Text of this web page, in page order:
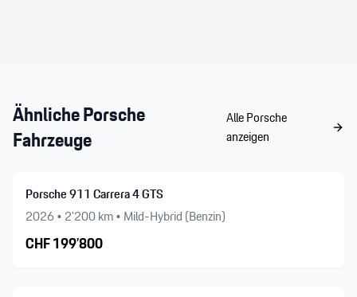
ÄhnlichePorsche
Fahrzeuge
AllePorsche
anzeigen
Porsche 911 Carrera 4 GTS
2026• 2’200km • Mild-Hybrid (Benzin)
CHF199’800